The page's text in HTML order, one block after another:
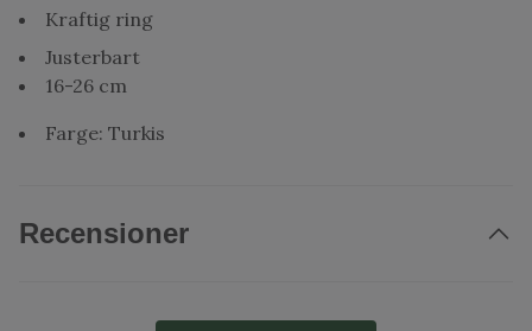
Kraftig ring
Justerbart
16-26 cm
Farge: Turkis
Recensioner